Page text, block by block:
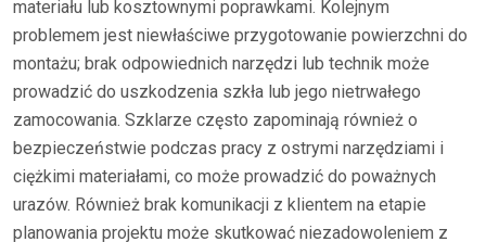
materiału lub kosztownymi poprawkami. Kolejnym
problemem jest niewłaściwe przygotowanie powierzchni do
montażu; brak odpowiednich narzędzi lub technik może
prowadzić do uszkodzenia szkła lub jego nietrwałego
zamocowania. Szklarze często zapominają również o
bezpieczeństwie podczas pracy z ostrymi narzędziami i
ciężkimi materiałami, co może prowadzić do poważnych
urazów. Również brak komunikacji z klientem na etapie
planowania projektu może skutkować niezadowoleniem z